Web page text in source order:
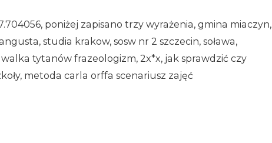
poniżej zapisano trzy wyrażenia, gmina miaczyn,
studia krakow, sosw nr 2 szczecin, soława,
walka tytanów frazeologizm, 2x*x, jak sprawdzić czy
metoda carla orffa scenariusz zajęć